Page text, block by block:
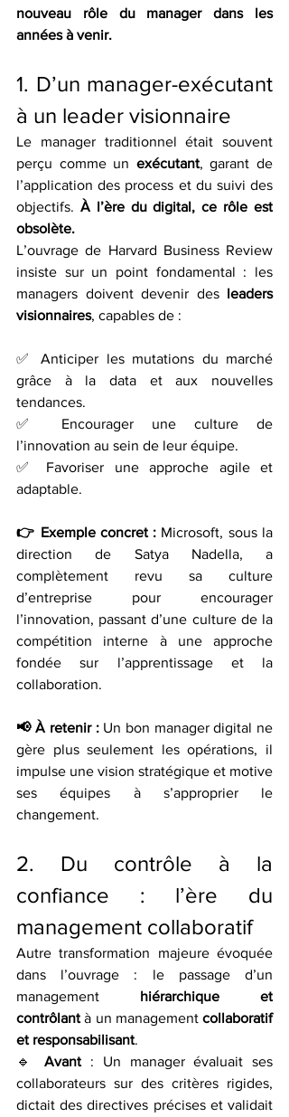
nouveau rôle du manager dans les
années à venir.
1. D’un manager-exécutant
à un leader visionnaire
Le manager traditionnel était souvent
perçu comme un exécutant, garant de
l’application des process et du suivi des
objectifs. À l’ère du digital, ce rôle est
obsolète.
L’ouvrage de Harvard Business Review
insiste sur un point fondamental : les
managers doivent devenir des leaders
visionnaires, capables de :
✅ Anticiper les mutations du marché
grâce à la data et aux nouvelles
tendances.
✅ Encourager une culture de
l’innovation au sein de leur équipe.
✅ Favoriser une approche agile et
adaptable.
👉 Exemple concret : Microsoft, sous la
direction de Satya Nadella, a
complètement revu sa culture
d’entreprise pour encourager
l’innovation, passant d’une culture de la
compétition interne à une approche
fondée sur l’apprentissage et la
collaboration.
📢 À retenir : Un bon manager digital ne
gère plus seulement les opérations, il
impulse une vision stratégique et motive
ses équipes à s’approprier le
changement.
2. Du contrôle à la
confiance : l’ère du
management collaboratif
Autre transformation majeure évoquée
dans l’ouvrage : le passage d’un
management hiérarchique et
contrôlant à un management collaboratif
et responsabilisant.
🔹 Avant : Un manager évaluait ses
collaborateurs sur des critères rigides,
dictait des directives précises et validait